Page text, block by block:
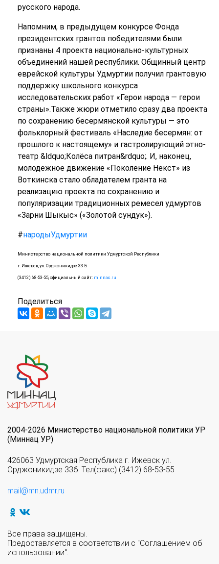
русского народа.
Напомним, в предыдущем конкурсе Фонда
президентских грантов победителями были
признаны 4 проекта национально-культурных
объединений нашей республики. Общинный центр
еврейской культуры Удмуртии получил грантовую
поддержку школьного конкурса
исследовательских работ «Герои народа — герои
страны».Также жюри отметило сразу два проекта
по сохранению бесермянской культуры — это
фольклорный фестиваль «Наследие бесермян: от
прошлого к настоящему» и гастролирующий этно-
театр &ldquo;Колёса питран&rdquo;. И, наконец,
молодежное движение «Поколение Некст» из
Воткинска стало обладателем гранта на
реализацию проекта по сохранению и
популяризации традиционных ремесел удмуртов
«Зарни Шыкыс» («Золотой сундук»).
#народыУдмуртии
Министерство национальной политики Удмуртской Республики
г. Ижевск, ул. Орджоникидзе 33 Б
(3412) 68-53-55, официальный сайт: minnac.ru
Поделиться
2004-2026 Министерство национальной политики УР
(Миннац УР)
426063 Удмуртская Республика г. Ижевск ул.
Орджоникидзе 33б. Тел(факс) (3412) 68-53-55
mail@mn.udmr.ru
Все права защищены.
Предоставляется в соответствии с "Соглашением об
использовании".